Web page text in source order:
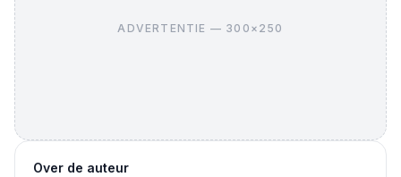
ADVERTENTIE — 300×250
Over de auteur